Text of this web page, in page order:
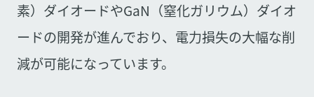
素）ダイオードやGaN（窒化ガリウム）ダイオ
ードの開発が進んでおり、電力損失の大幅な削
減が可能になっています。